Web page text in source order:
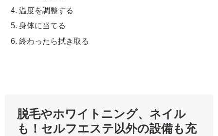
温度を調整する
身体に当てる
終わったら拭き取る
脱毛やホワイトニング、ネイル
も！セルフエステ以外の設備も充